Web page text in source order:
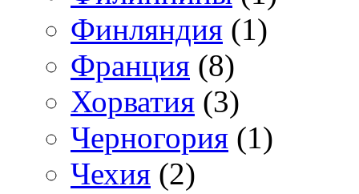
Финляндия (1)
Франция (8)
Хорватия (3)
Черногория (1)
Чехия (2)